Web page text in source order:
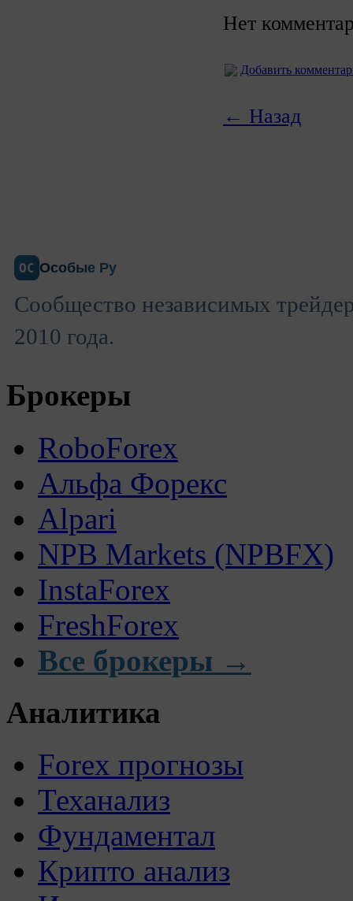
Нет
Добавить
← Назад
ОС Особые Ру
Сообщество независимых
2010 года.
Брокеры
RoboForex
Альфа Форекс
Alpari
NPB Markets (NPBFX)
InstaForex
FreshForex
Все брокеры →
Аналитика
Forex прогнозы
Теханализ
Фундаментал
Крипто анализ